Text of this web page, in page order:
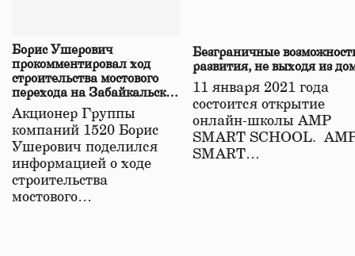
Борис Ушерович
прокомментировал ход
строительства мостового
перехода на Забайкальской
железной дороге
Акционер Группы
компаний 1520 Борис
Ушерович поделился
информацией о ходе
строительства
мостового…
Безграничные
развития, не выходя из
11 января 2021 года
состоится открытие
онлайн-школы АМР
SMART SCHOOL.
SMART…